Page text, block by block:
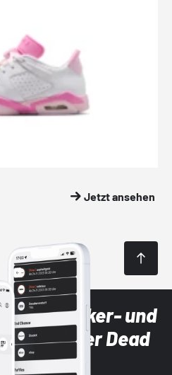
Jetzt ansehen
Sneaker- und
mit der Dead